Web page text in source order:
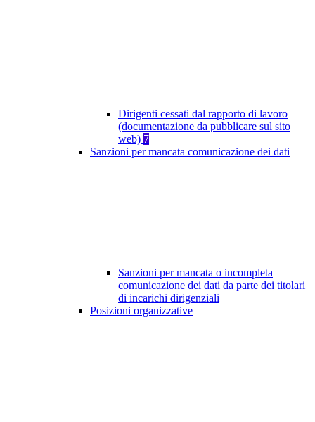
Dirigenti cessati dal rapporto di lavoro
(documentazione da pubblicare sul sito
web) 7
Sanzioni per mancata comunicazione dei dati
Sanzioni per mancata o incompleta
comunicazione dei dati da parte dei titolari
di incarichi dirigenziali
Posizioni organizzative